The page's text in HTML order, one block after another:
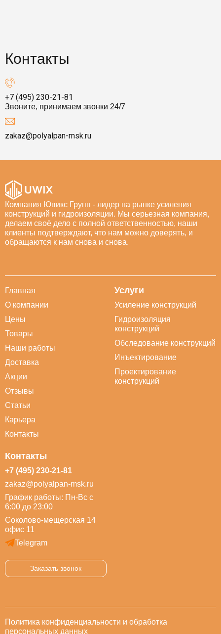
Контакты
+7 (495) 230-21-81
Звоните, принимаем звонки 24/7
zakaz@polyalpan-msk.ru
Компания Ювикс Групп - лидер на рынке усиления
конструкций и гидроизоляции. Мы серьезная компания,
делаем своё дело с полной ответственностью, наши
клиенты подтверждают, что нам можно доверять, и
обращаются к нам снова и снова.
Главная
О компании
Цены
Товары
Наши работы
Доставка
Акции
Отзывы
Статьи
Карьера
Контакты
Услуги
Усиление конструкций
Гидроизоляция
конструкций
Обследование конструкций
Инъектирование
Проектирование
конструкций
Контакты
+7 (495) 230-21-81
zakaz@polyalpan-msk.ru
График работы: Пн-Вс с
6:00 до 23:00
Соколово-мещерская 14
офис 11
Telegram
Заказать звонок
Политика конфиденциальности и обработка
персональных данных